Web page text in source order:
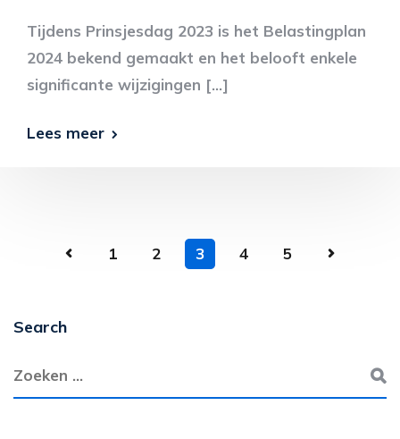
Tijdens Prinsjesdag 2023 is het Belastingplan
2024 bekend gemaakt en het belooft enkele
significante wijzigingen […]
Lees meer
1 2 3 4 5
Search